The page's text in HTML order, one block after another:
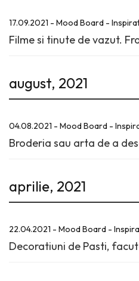
17.09.2021 - Mood Board -
Filme si tinute de vazut.
august, 2021
04.08.2021 - Mood Board -
Broderia sau arta de a
aprilie, 2021
22.04.2021 - Mood Board -
Decoratiuni de Pasti,